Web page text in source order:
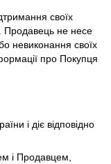
своїх
Продавець не несе
невиконання своїх
про Покупця
і діє відповідно
і Продавцем,